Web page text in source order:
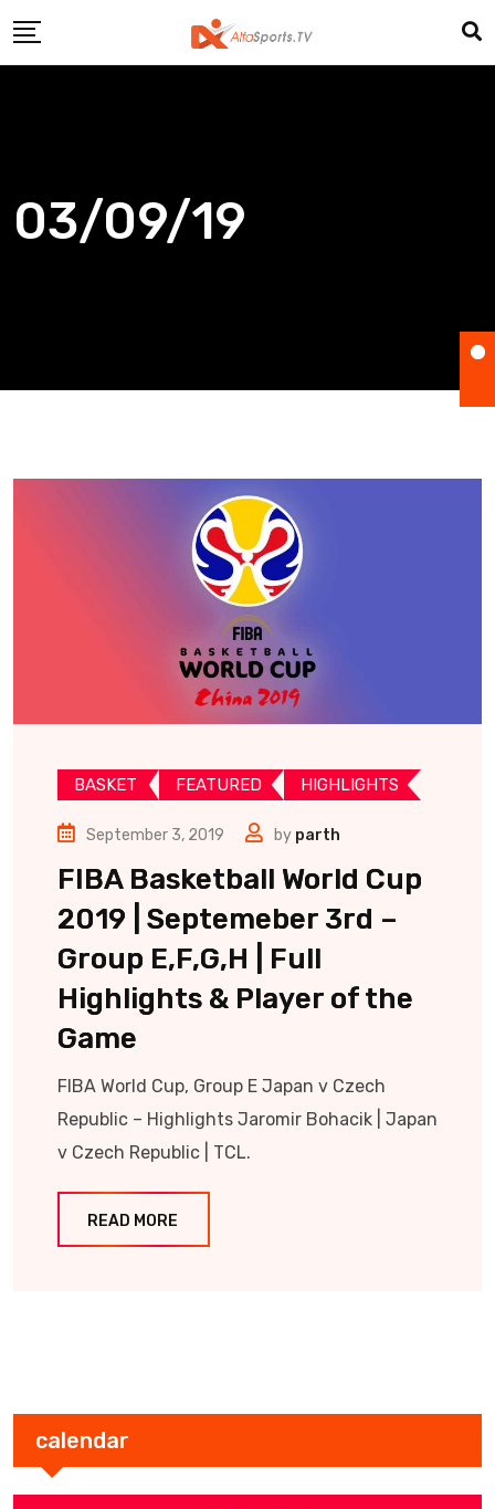
to
03/09/19
BASKET FEATURED HIGHLIGHTS
September 3, 2019 by parth
FIBA Basketball World Cup
2019 | Septemeber 3rd –
Group E,F,G,H | Full
Highlights & Player of the
Game
FIBA World Cup, Group E Japan v Czech
Republic – Highlights Jaromir Bohacik | Japan
v Czech Republic | TCL.
READ MORE
calendar